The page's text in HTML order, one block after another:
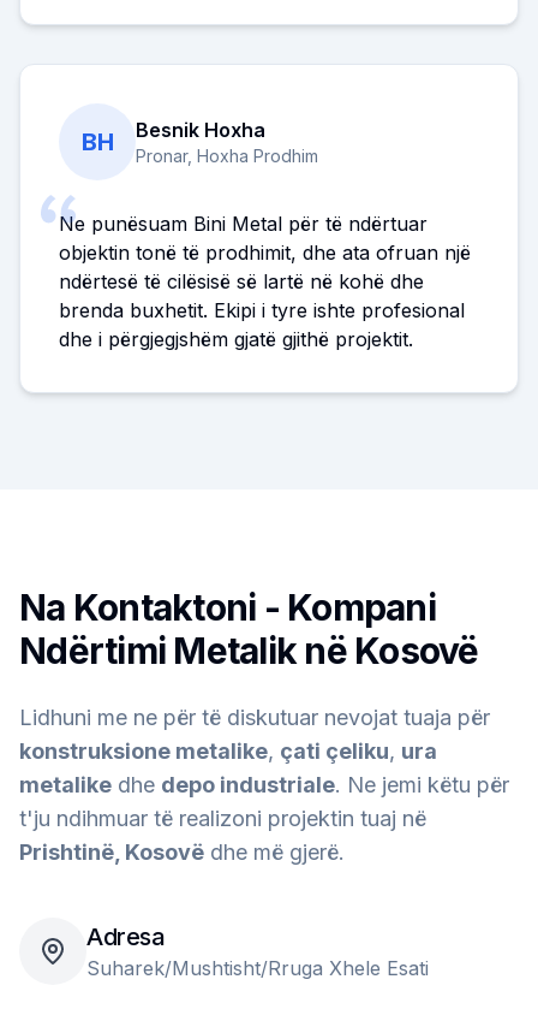
BH Besnik Hoxha
Pronar, Hoxha Prodhim
Ne punësuam Bini Metal për të ndërtuar
objektin tonë të prodhimit, dhe ata ofruan një
ndërtesë të cilësisë së lartë në kohë dhe
brenda buxhetit. Ekipi i tyre ishte profesional
dhe i përgjegjshëm gjatë gjithë projektit.
Na Kontaktoni - Kompani
Ndërtimi Metalik në Kosovë
Lidhuni me ne për të diskutuar nevojat tuaja për
konstruksione metalike, çati çeliku, ura
metalike dhe depo industriale. Ne jemi këtu për
t'ju ndihmuar të realizoni projektin tuaj në
Prishtinë, Kosovë dhe më gjerë.
Adresa
Suharek/Mushtisht/Rruga Xhele Esati